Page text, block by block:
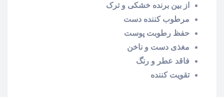
از بین برنده خشکی و ترک
مرطوب کننده دست
حفظ رطوبت پوست
مغذی دست و ناخن
فاقد عطر و رنگ
تقویت کننده